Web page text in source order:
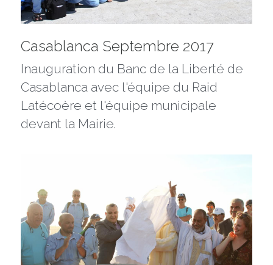
Casablanca Septembre 2017
Inauguration du Banc de la Liberté de
Casablanca avec l'équipe du Raid
Latécoère et l'équipe municipale
devant la Mairie.